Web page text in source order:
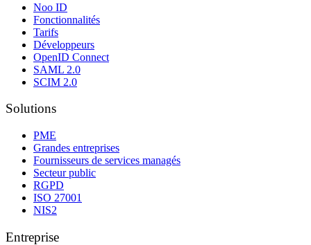
Noo ID
Fonctionnalités
Tarifs
Développeurs
OpenID Connect
SAML 2.0
SCIM 2.0
Solutions
PME
Grandes entreprises
Fournisseurs de services managés
Secteur public
RGPD
ISO 27001
NIS2
Entreprise